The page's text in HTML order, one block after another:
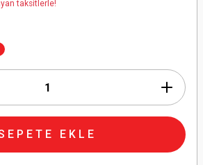
taksitlerle!
EKLE